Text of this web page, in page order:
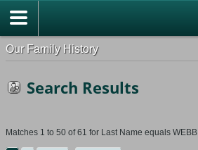
Our Family History
Search Results
Matches 1 to 50 of 61 for Last Name equals WEBB